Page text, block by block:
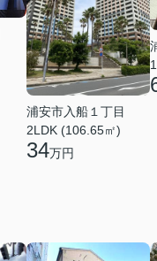
浦安市入船１丁目
2LDK (106.65㎡)
34万円